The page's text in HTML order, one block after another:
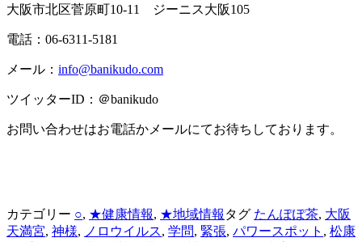
大阪市北区菅原町10-11 ジーニス大阪105
電話：06-6311-5181
メール： info@banikudo.com
ツイッターID：＠banikudo
お問い合わせはお電話かメールにてお待ちしております。
カテゴリー ○, ★健康情報, ★地域情報 タグ たんぽぽ茶, 大阪
天満宮, 神様, ノロウイルス, 学問, 緊張, パワースポット , 松康